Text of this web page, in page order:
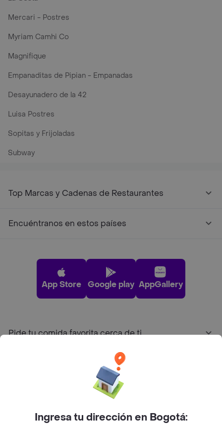
Mercari - Postres
Myriam Camhi Co
Magnifique
Empanaditas de Pipian - Empanadas
Desayunadero de la 42
Luisa Postres
Sopitas y Frijoladas
Subway
Top Marcas y Cadenas de Restaurantes
Encuéntranos en estos países
App Store Google play AppGallery
Pide tu comida favorita cerca de ti
Ingresa tu dirección en Bogotá: